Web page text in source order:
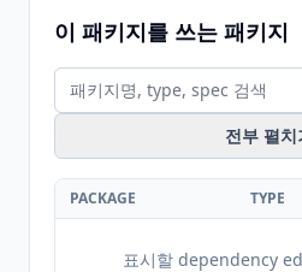
이 패키지를 쓰는 패키지
전부 펼치
PACKAGE TYPE
표시할 dependency